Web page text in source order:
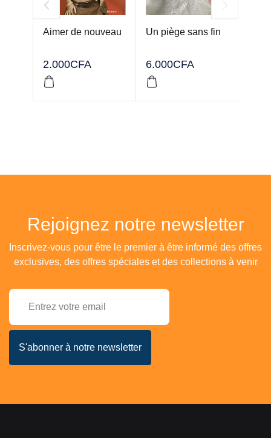
Aimer de nouveau
2.000CFA
Un piège sans fin
6.000CFA
Rejoignez notre newsletter
Inscrivez-vous pour être le premier à être informé des offres
exclusives, des offres spéciales et des collections à venir